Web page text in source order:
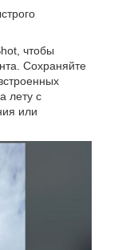
чтобы
Сохраняйте
лету с
или